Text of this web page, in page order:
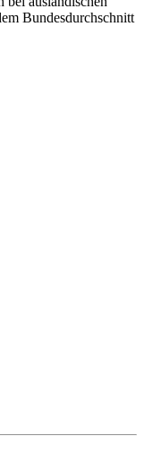
Bundesdurchschnitt